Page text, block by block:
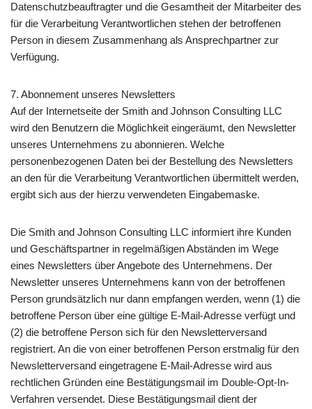
Datenschutzbeauftragter und die Gesamtheit der Mitarbeiter des
für die Verarbeitung Verantwortlichen stehen der betroffenen
Person in diesem Zusammenhang als Ansprechpartner zur
Verfügung.
7. Abonnement unseres Newsletters
Auf der Internetseite der Smith and Johnson Consulting LLC
wird den Benutzern die Möglichkeit eingeräumt, den Newsletter
unseres Unternehmens zu abonnieren. Welche
personenbezogenen Daten bei der Bestellung des Newsletters
an den für die Verarbeitung Verantwortlichen übermittelt werden,
ergibt sich aus der hierzu verwendeten Eingabemaske.
Die Smith and Johnson Consulting LLC informiert ihre Kunden
und Geschäftspartner in regelmäßigen Abständen im Wege
eines Newsletters über Angebote des Unternehmens. Der
Newsletter unseres Unternehmens kann von der betroffenen
Person grundsätzlich nur dann empfangen werden, wenn (1) die
betroffene Person über eine gültige E-Mail-Adresse verfügt und
(2) die betroffene Person sich für den Newsletterversand
registriert. An die von einer betroffenen Person erstmalig für den
Newsletterversand eingetragene E-Mail-Adresse wird aus
rechtlichen Gründen eine Bestätigungsmail im Double-Opt-In-
Verfahren versendet. Diese Bestätigungsmail dient der